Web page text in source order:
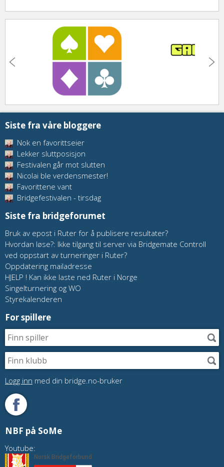
Siste fra våre bloggere
Nok en favorittseier
Lekker sluttposisjon
Festivalen går mot slutten
Nicolai ble verdensmester!
Favorittene vant
Bridgefestivalen - tirsdag
Siste fra bridgeforumet
Bruk av epost i Ruter for å publisere resultater?
Hvordan løse?: Ikke tilgang til server via Bridgemate Controll
ved oppstart av turneringer i Ruter?
Oppdatering mailadresse
HJELP ! Kan ikke laste ned Ruter i Norge
Singelturnering og WO
Styrekalenderen
For spillere
Logg inn med din bridge.no-bruker
NBF på SoMe
Youtube: